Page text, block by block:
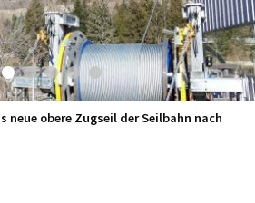
neue obere Zugseil der Seilbahn nach